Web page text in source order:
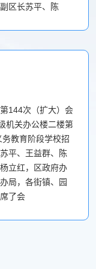
区长苏平、陈
144次（扩大）会
机关办公楼二楼第
教育阶段学校招
平、王益群、陈
立红，区政府办
局，各街镇、园
了会